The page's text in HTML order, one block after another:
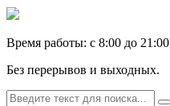
Время работы: c 8:00 до 21:00
Без перерывов и выходных.